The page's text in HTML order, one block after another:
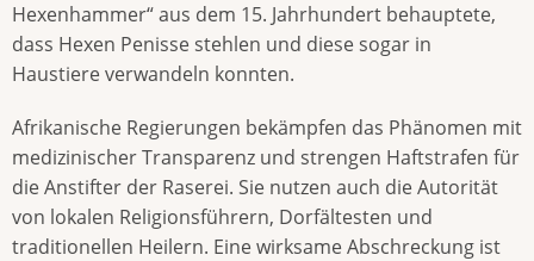
Hexenhammer“ aus dem 15. Jahrhundert behauptete,
dass Hexen Penisse stehlen und diese sogar in
Haustiere verwandeln konnten.
Afrikanische Regierungen bekämpfen das Phänomen mit
medizinischer Transparenz und strengen Haftstrafen für
die Anstifter der Raserei. Sie nutzen auch die Autorität
von lokalen Religionsführern, Dorfältesten und
traditionellen Heilern. Eine wirksame Abschreckung ist